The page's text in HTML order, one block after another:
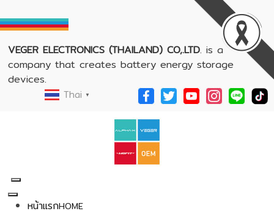
VEGER ELECTRONICS (THAILAND) CO,.LTD. is a
company that creates battery energy storage
devices.
Thai ▼
หน้าแรกHOME